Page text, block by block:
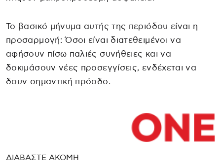
Το βασικό μήνυμα αυτής της περιόδου είναι η
προσαρμογή: Όσοι είναι διατεθειμένοι να
αφήσουν πίσω παλιές συνήθειες και να
δοκιμάσουν νέες προσεγγίσεις, ενδέχεται να
δουν σημαντική πρόοδο.
ΔΙΑΒΑΣΤΕ ΑΚΟΜΗ